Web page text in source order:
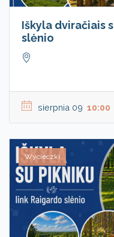
Iškyla dviračiais
slėnio
sierpnia 09 10:00
Wycieczki